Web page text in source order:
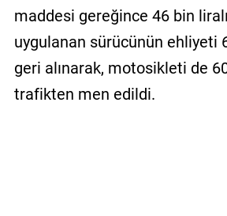
maddesi gereğince 46 bin
uygulanan sürücünün ehliyeti
geri alınarak, motosikleti de
trafikten men edildi.